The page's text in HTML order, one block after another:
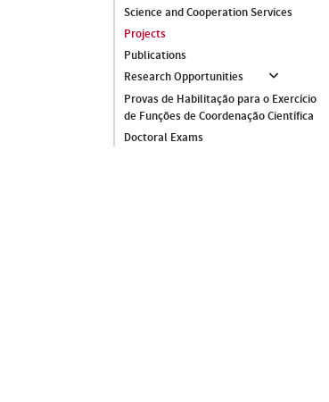
Science and Cooperation Services
Projects
Publications
Research Opportunities
Provas de Habilitação para o Exercício
de Funções de Coordenação Científica
Doctoral Exams